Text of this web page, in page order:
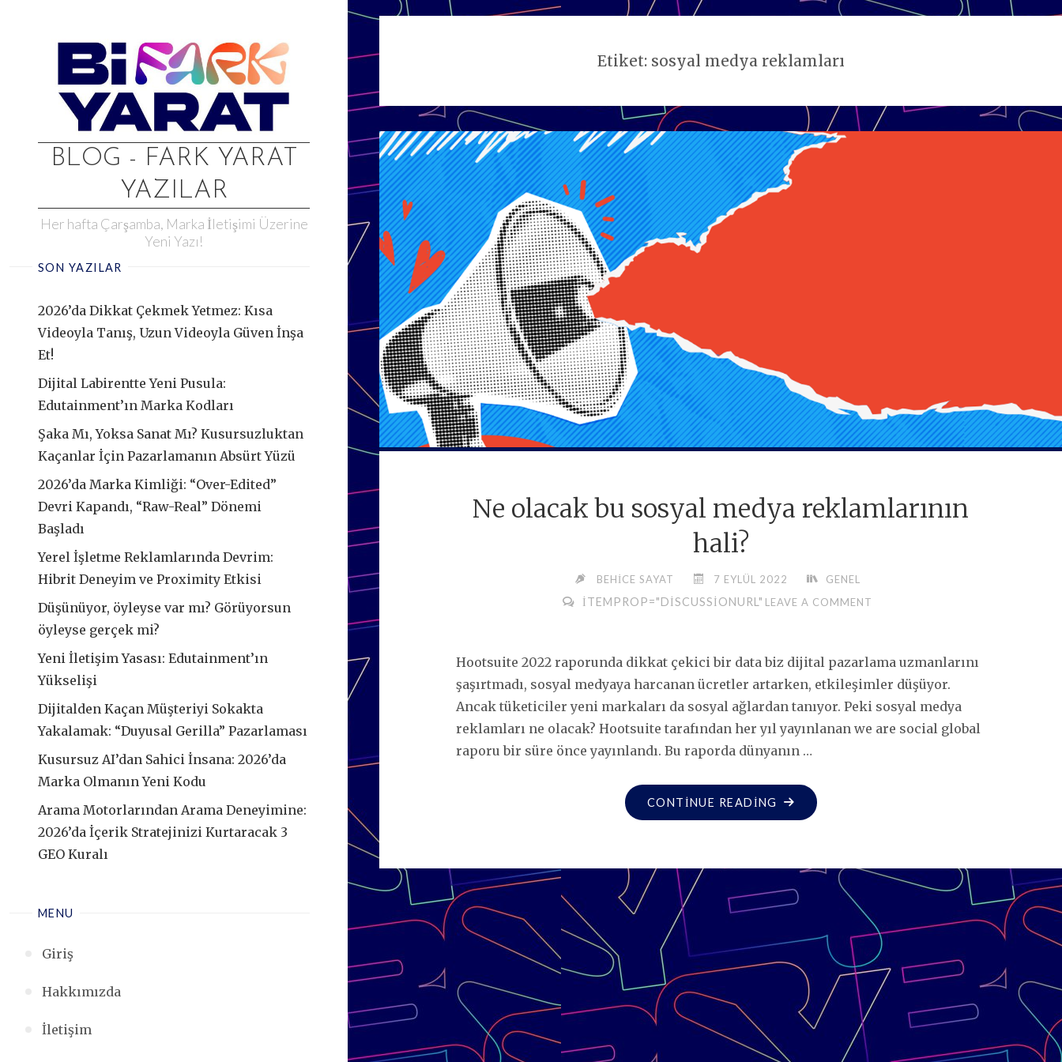
BLOG - FARK YARAT
YAZILAR
Her hafta Çarşamba, Marka İletişimi Üzerine
Yeni Yazı!
SON YAZILAR
2026’da Dikkat Çekmek Yetmez: Kısa
Videoyla Tanış, Uzun Videoyla Güven İnşa
Et!
Dijital Labirentte Yeni Pusula:
Edutainment’ın Marka Kodları
Şaka Mı, Yoksa Sanat Mı? Kusursuzluktan
Kaçanlar İçin Pazarlamanın Absürt Yüzü
2026’da Marka Kimliği: “Over-Edited”
Devri Kapandı, “Raw-Real” Dönemi
Başladı
Yerel İşletme Reklamlarında Devrim:
Hibrit Deneyim ve Proximity Etkisi
Düşünüyor, öyleyse var mı? Görüyorsun
öyleyse gerçek mi?
Yeni İletişim Yasası: Edutainment’ın
Yükselişi
Dijitalden Kaçan Müşteriyi Sokakta
Yakalamak: “Duyusal Gerilla” Pazarlaması
Kusursuz AI’dan Sahici İnsana: 2026’da
Marka Olmanın Yeni Kodu
Arama Motorlarından Arama Deneyimine:
2026’da İçerik Stratejinizi Kurtaracak 3
GEO Kuralı
MENU
Giriş
Hakkımızda
İletişim
Etiket: sosyal medya reklamları
Ne olacak bu sosyal medya reklamlarının
hali?
BEHICE SAYAT 7 EYLÜL 2022 GENEL
ITEMPROP="DISCUSSIONURL" LEAVE A COMMENT
Hootsuite 2022 raporunda dikkat çekici bir data biz dijital pazarlama uzmanlarını
şaşırtmadı, sosyal medyaya harcanan ücretler artarken, etkileşimler düşüyor.
Ancak tüketiciler yeni markaları da sosyal ağlardan tanıyor. Peki sosyal medya
reklamları ne olacak? Hootsuite tarafından her yıl yayınlanan we are social global
raporu bir süre önce yayınlandı. Bu raporda dünyanın …
CONTINUE READING
"NE
OLACAK
SOSYAL
MEDYA
REKLAMLARININ